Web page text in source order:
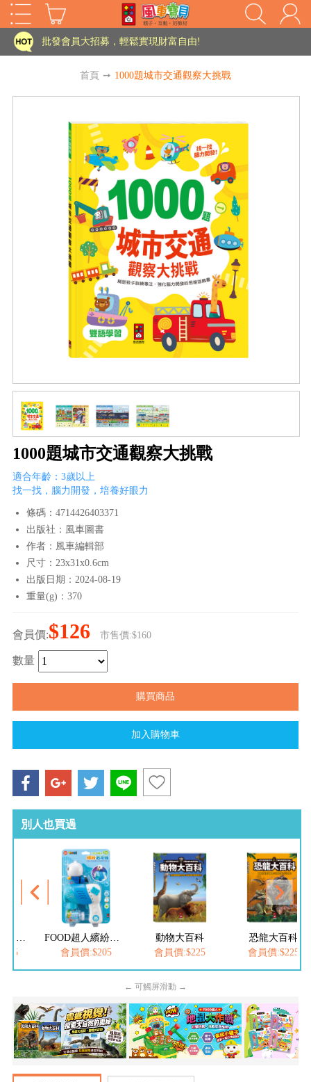
HOT
家長樂了!「風車書版集團暨FOOD超人企業總部」目前正興建中!
批發會員大招募，輕鬆實現財富自由!
老師您好!!幼教會員火熱招募中~
海外購物免煩惱！點我查看『海外購物流程說明』
批發會員大招募，輕鬆實現財富自由!
老師您好!!幼教會員火熱招募中~
海外購物免煩惱！點我查看『海外購物流程說明』
首頁 ➙ 1000題城市交通觀察大挑戰
1000題城市交通觀察大挑戰
適合年齡：3歲以上
找一找，腦力開發，培養好眼力
條碼：4714426403371
出版社：風車圖書
作者：風車編輯部
尺寸：23x31x0.6cm
出版日期：2024-08-19
重量(g)：370
會員價:$126 市售價:$160
數量
別人也買過
會員價:$205
動物大百科
會員價:$225
恐龍大百科
會員價:$225
← 可觸屏滑動 →